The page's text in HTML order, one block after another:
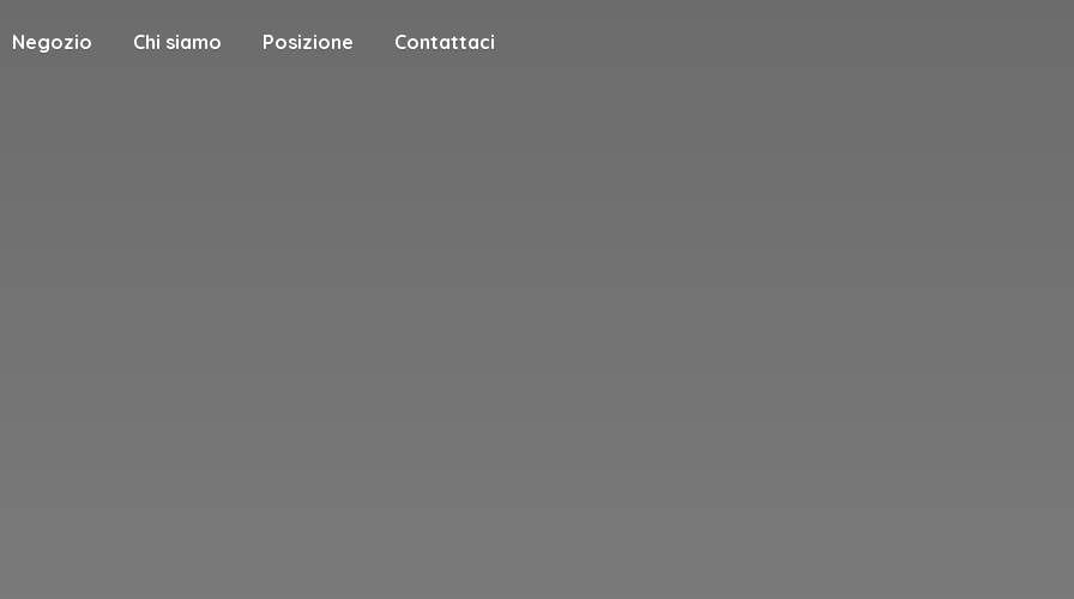
Negozio Chi siamo Posizione Contattaci